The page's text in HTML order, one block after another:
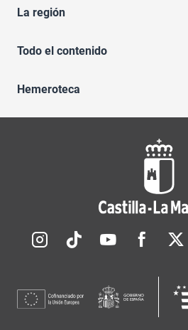
La región
Todo el contenido
Hemeroteca
Redes sociales JCCM